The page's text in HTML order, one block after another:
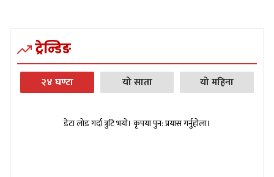
ट्रेन्डिङ
२४ घण्टा यो साता यो महिना
डेटा लोड गर्दा त्रुटि भयो। कृपया पुन: प्रयास गर्नुहोला।